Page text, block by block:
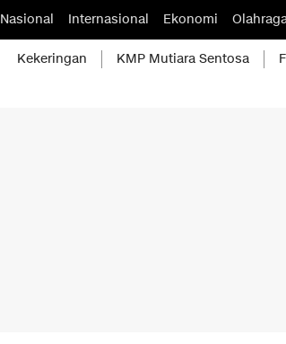
Nasional Internasional Ekonomi
Kekeringan KMP Mutiara Sentosa